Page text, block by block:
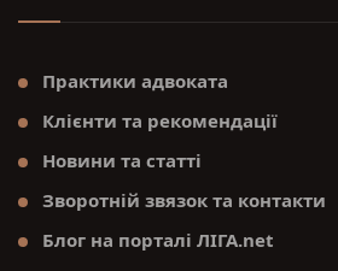
Практики адвоката
Клієнти та рекомендації
Новини та статті
Зворотній звязок та контакти
Блог на порталі ЛІГА.net